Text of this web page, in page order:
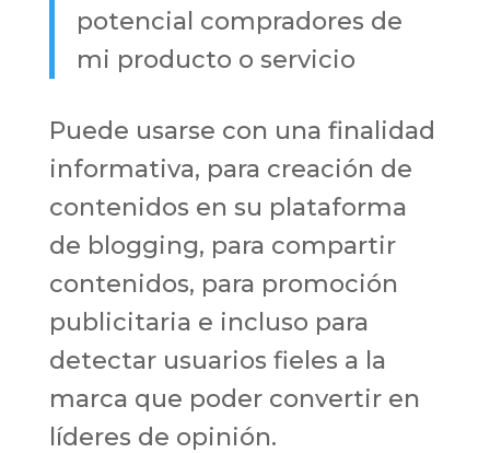
potencial compradores de
mi producto o servicio
Puede usarse con una finalidad
informativa, para creación de
contenidos en su plataforma
de blogging, para compartir
contenidos, para promoción
publicitaria e incluso para
detectar usuarios fieles a la
marca que poder convertir en
líderes de opinión.